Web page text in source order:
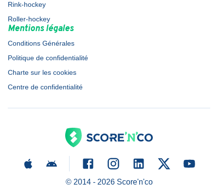
Rink-hockey
Roller-hockey
Mentions légales
Conditions Générales
Politique de confidentialité
Charte sur les cookies
Centre de confidentialité
© 2014 - 2026Score'n'co